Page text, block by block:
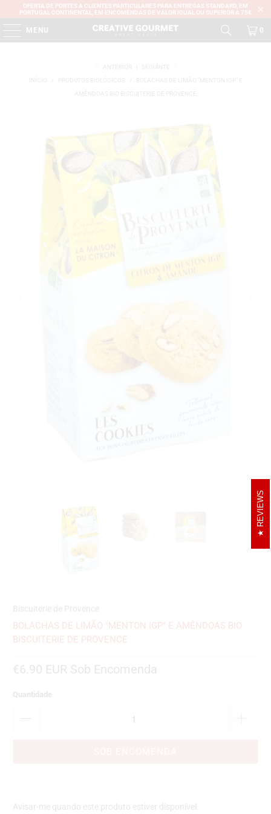
OFERTA DE PORTES A CLIENTES PARTICULARES PARA ENTREGAS STANDARD, EM
PORTUGAL CONTINENTAL, EM ENCOMENDAS DE VALOR IGUAL OU SUPERIOR A 75€
MENU 0
ANTERIOR
SEGUINTE
PRODUTOS BIOLÓGICOS
BOLACHAS DE LIMÃO "MENTON IGP" E
AMÊNDOAS BIO BISCUITERIE DE PROVENCE
Biscuiterie de Provence
BOLACHAS DE LIMÃO "MENTON IGP" E AMÊNDOAS BIO
BISCUITERIE DE PROVENCE
€6.90 EUR Sob Encomenda
Quantidade
Por
Avisar-me quando este produto estiver disponível.
REVIEWS